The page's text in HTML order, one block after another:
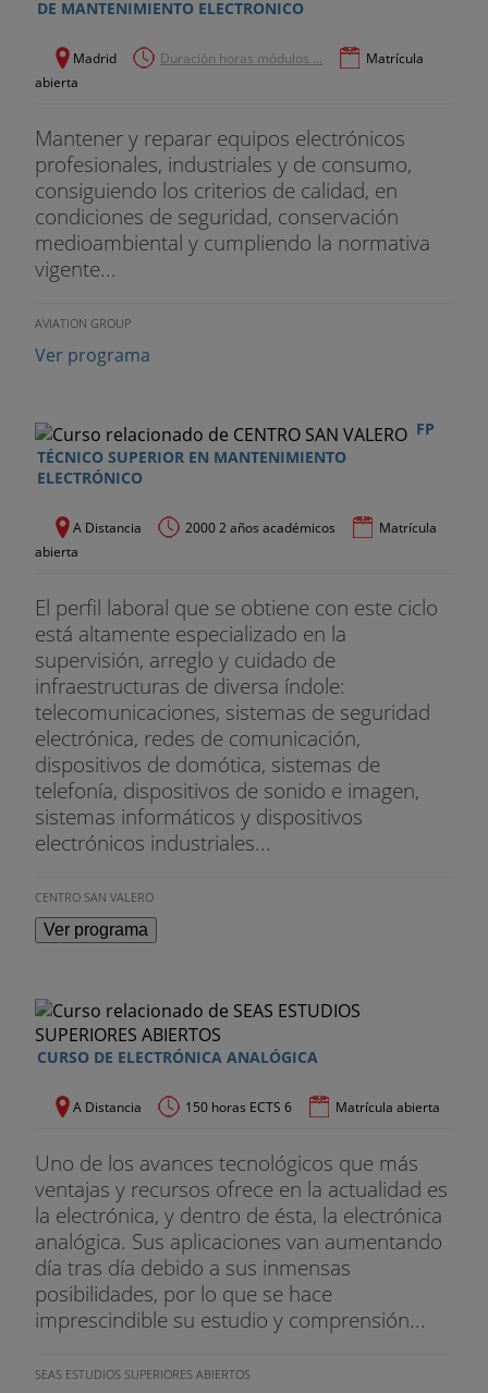
DE MANTENIMIENTO ELECTRONICO
Madrid Duración horas módulos ...
Matrícula
abierta
Mantener y reparar equipos electrónicos
profesionales, industriales y de consumo,
consiguiendo los criterios de calidad, en
condiciones de seguridad, conservación
medioambiental y cumpliendo la normativa
vigente...
AVIATION GROUP
Ver programa
FP
TÉCNICO SUPERIOR EN MANTENIMIENTO
ELECTRÓNICO
A Distancia 2000 2 años académicos
Matrícula
abierta
El perfil laboral que se obtiene con este ciclo
está altamente especializado en la
supervisión, arreglo y cuidado de
infraestructuras de diversa índole:
telecomunicaciones, sistemas de seguridad
electrónica, redes de comunicación,
dispositivos de domótica, sistemas de
telefonía, dispositivos de sonido e imagen,
sistemas informáticos y dispositivos
electrónicos industriales...
CENTRO SAN VALERO
Ver programa
CURSO DE ELECTRÓNICA ANALÓGICA
A Distancia 150 horas ECTS 6 Matrícula abierta
Uno de los avances tecnológicos que más
ventajas y recursos ofrece en la actualidad es
la electrónica, y dentro de ésta, la electrónica
analógica. Sus aplicaciones van aumentando
día tras día debido a sus inmensas
posibilidades, por lo que se hace
imprescindible su estudio y comprensión...
SEAS ESTUDIOS SUPERIORES ABIERTOS